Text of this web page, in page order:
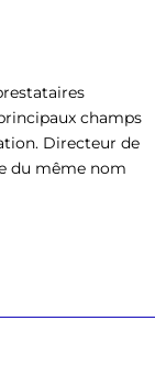
champs
Directeur de
du même nom